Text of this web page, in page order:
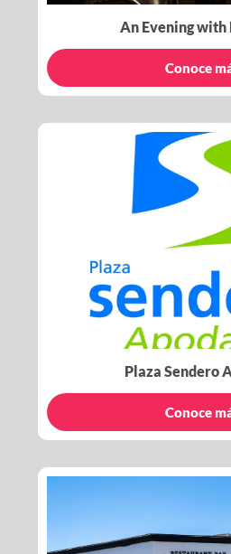
An Evening with
Conoce
Plaza Sendero
Conoce